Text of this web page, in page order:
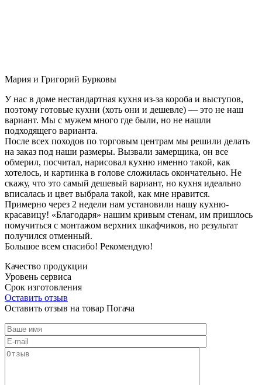
Мария и Григорий Бурковы
У нас в доме нестандартная кухня из-за короба и выступов,
поэтому готовые кухни (хоть они и дешевле) — это не наш
вариант. Мы с мужем много где были, но не нашли
подходящего варианта.
После всех походов по торговым центрам мы решили делать
на заказ под наши размеры. Вызвали замерщика, он все
обмерил, посчитал, нарисовал кухню именно такой, как
хотелось, и картинка в голове сложилась окончательно. Не
скажу, что это самый дешевый вариант, но кухня идеально
вписалась и цвет выбрала такой, как мне нравится.
Примерно через 2 недели нам установили нашу кухню-
красавицу! «Благодаря» нашим кривым стенам, им пришлось
помучиться с монтажом верхних шкафчиков, но результат
получился отменный.
Большое всем спасибо! Рекомендую!
Качество продукции
Уровень сервиса
Срок изготовления
Оставить отзыв
Оставить отзыв на товар Погача